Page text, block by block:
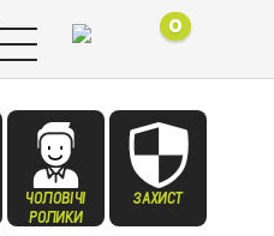
0
ЧОЛОВІЧІ
РОЛИКИ
ЗАХИСТ